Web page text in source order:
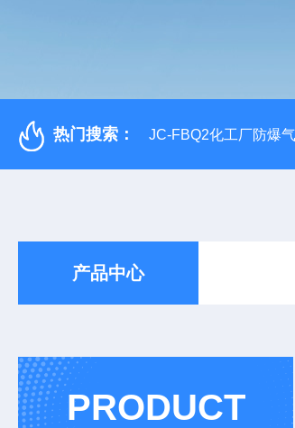
热门搜索： JC-FBQ2化工厂防爆
产品中心
PRODUCT